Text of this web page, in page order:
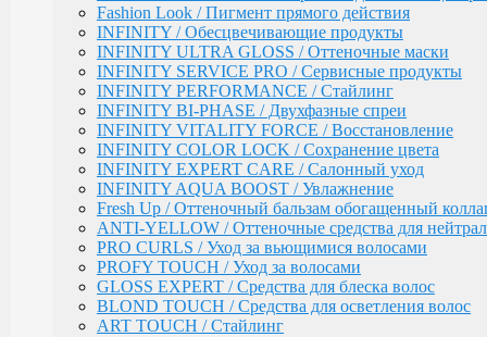
BLOND TOUCH / Средства для осветления волос
ART TOUCH / Стайлинг
Concept Men / Для мужчин
Salon Total Volume / Уход для придания объема
Salon Total Soft Care / Деликатный уход для
Salon Total Repair / Питание и восстановление волос
Salon Total Hydro / Увлажняющие средства для волос
Salon Total Colorsaver / Уход за окрашенными
Salon Total Basic / Уход для всех типов волос
PEPTIDE FORCE / Пептидное восстановление
NEXT LEVEL BLOND / Комплекс для создания и
DETOX POWER / Уход
BONDING SYSTEM / Уход с бондинг-комплексом
BIOTIN SECRETS / Укрепляющий уход
TEFIA
Окрашивание волос / Ambient, MYPOINT
CALEIDO COLORS / Пигменты прямого
Fashion Look / Пигмент прямого действия
INFINITY / Обесцвечивающие продукты
INFINITY ULTRA GLOSS / Оттеночные маски
INFINITY SERVICE PRO / Сервисные продукты
INFINITY PERFORMANCE / Стайлинг
INFINITY BI-PHASE / Двухфазные спреи
INFINITY VITALITY FORCE / Восстановление
INFINITY COLOR LOCK / Сохранение цвета
INFINITY EXPERT CARE / Салонный уход
INFINITY AQUA BOOST / Увлажнение
Fresh Up / Оттеночный бальзам обогащенный
ANTI-YELLOW / Оттеночные средства для
PRO CURLS / Уход за вьющимися волосами
PROFY TOUCH / Уход за волосами
GLOSS EXPERT / Средства для блеска волос
BLOND TOUCH / Средства для осветления волос
ART TOUCH / Стайлинг